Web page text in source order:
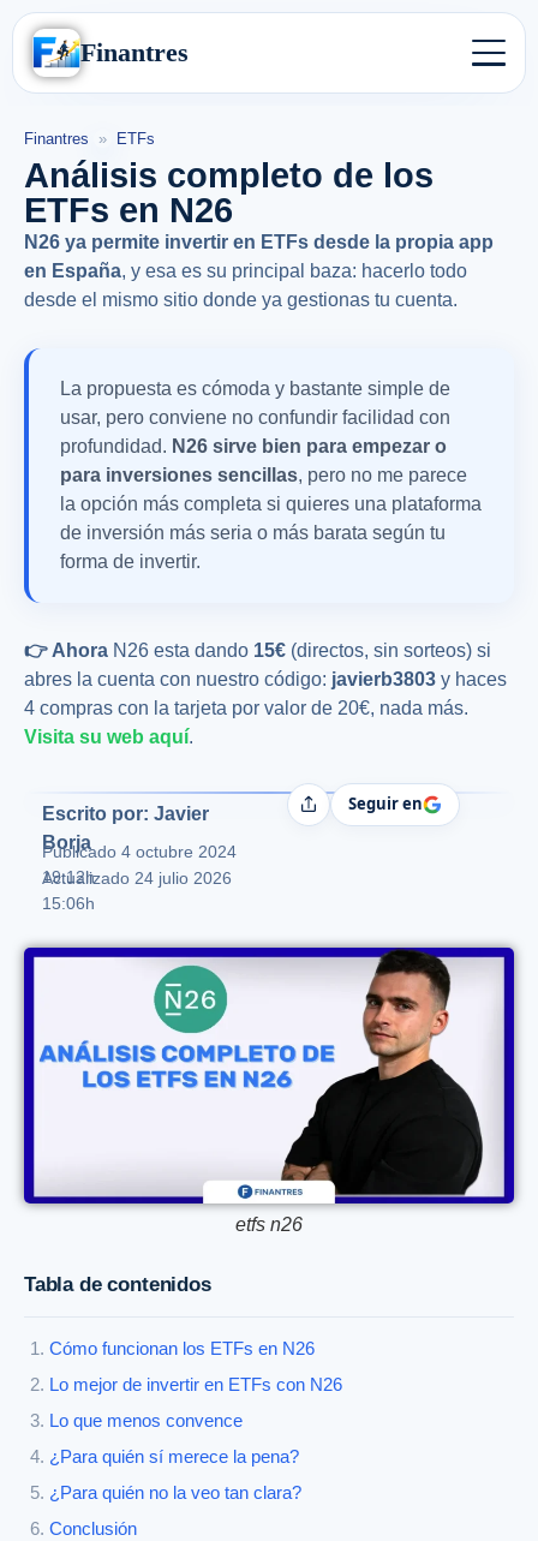
Finantres
Finantres » ETFs
Análisis completo de los
ETFs en N26
N26 ya permite invertir en ETFs desde la propia app
en España, y esa es su principal baza: hacerlo todo
desde el mismo sitio donde ya gestionas tu cuenta.
La propuesta es cómoda y bastante simple de
usar, pero conviene no confundir facilidad con
profundidad. N26 sirve bien para empezar o
para inversiones sencillas, pero no me parece
la opción más completa si quieres una plataforma
de inversión más seria o más barata según tu
forma de invertir.
👉 Ahora N26 esta dando 15€ (directos, sin sorteos) si
abres la cuenta con nuestro código: javierb3803 y haces
4 compras con la tarjeta por valor de 20€, nada más.
Visita su web aquí.
Escrito por: Javier
Borja
Publicado 4 octubre 2024
19:12h
Actualizado 24 julio 2026
15:06h
CompartirSeguir en
etfs n26
Tabla de contenidos
Cómo funcionan los ETFs en N26
Lo mejor de invertir en ETFs con N26
Lo que menos convence
¿Para quién sí merece la pena?
¿Para quién no la veo tan clara?
Conclusión